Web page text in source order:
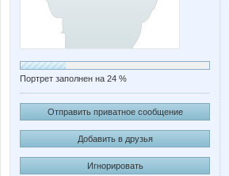
Портрет заполнен на 24 %
Отправить приватное сообщение
Добавить в друзья
Игнорировать